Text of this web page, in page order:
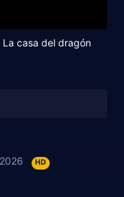
La casa del dragón
2026 HD